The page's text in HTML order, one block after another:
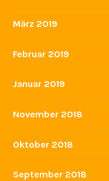
März 2019
Februar 2019
Januar 2019
November 2018
Oktober 2018
September 2018